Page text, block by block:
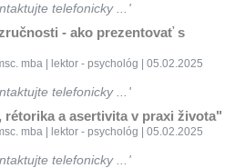
telefonicky ...
- ako prezentovať s
mba | lektor - psychológ | 05.02.2025
telefonicky ...
a asertivita v praxi života"
mba | lektor - psychológ | 05.02.2025
telefonicky ...